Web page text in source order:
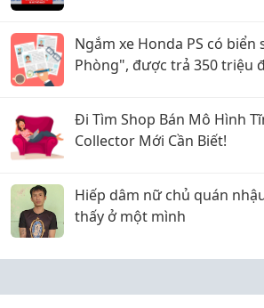
Ngắm xe Honda PS có biển
Phòng", được trả 350 triệu
Đi Tìm Shop Bán Mô Hình
Collector Mới Cần Biết!
Hiếp dâm nữ chủ quán
thấy ở một mình